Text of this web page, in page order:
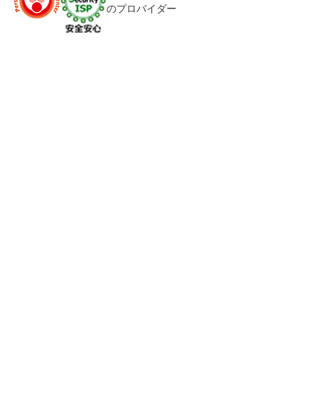
のプロバイダー